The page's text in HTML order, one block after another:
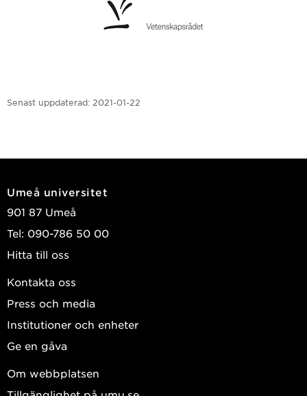
Senast uppdaterad: 2021-01-22
Umeå universitet
901 87 Umeå
Tel: 090-786 50 00
Hitta till oss
Kontakta oss
Press och media
Institutioner och enheter
Ge en gåva
Om webbplatsen